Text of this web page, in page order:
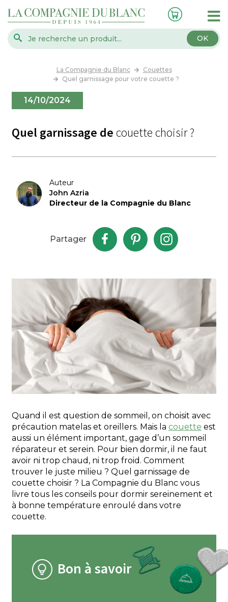
OK
La Compagnie du Blanc
Couettes
Quel garnissage pour votre couette ?
14/10/2024
Quel garnissage decouette choisir ?
Auteur
John Azria
Directeur de la Compagnie du Blanc
Partager
Quand il est question de sommeil, on choisit avec
précaution matelas et oreillers. Mais la couette est
aussi un élément important, gage d’un sommeil
réparateur et serein. Pour bien dormir, il ne faut
avoir ni trop chaud, ni trop froid. Comment
trouver le juste milieu ? Quel garnissage de
couette choisir ? La Compagnie du Blanc vous
livre tous les conseils pour dormir sereinement et
à bonne température enroulé dans votre
couette.
Bon à savoir